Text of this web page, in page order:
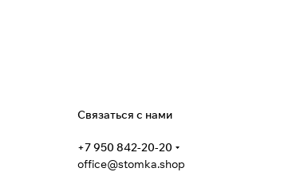
Связаться с нами
+7 950 842-20-20
office@stomka.shop